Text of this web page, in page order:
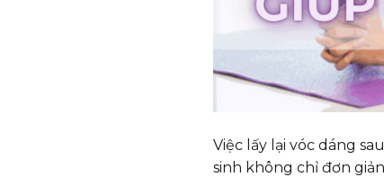
Việc lấy lại vóc dáng
sinh không chỉ đơn